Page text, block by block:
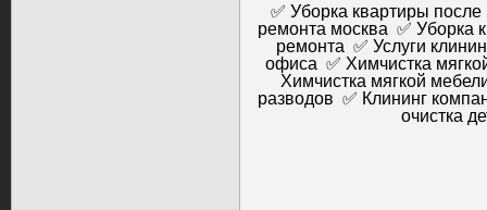
✅ Уборка квартиры
ремонта москва ✅ Уборка
ремонта ✅ Услуги
офиса ✅ Химчистка
Химчистка мягкой
разводов ✅ Клининг
очистка